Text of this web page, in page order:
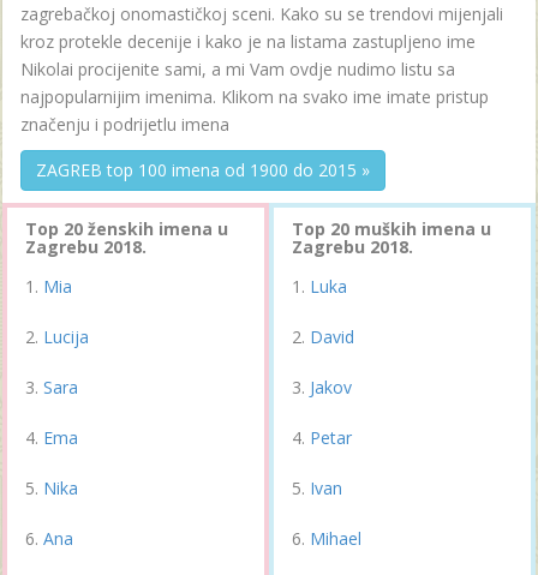
zagrebačkoj onomastičkoj sceni. Kako su se trendovi mijenjali
kroz protekle decenije i kako je na listama zastupljeno ime
Nikolai procijenite sami, a mi Vam ovdje nudimo listu sa
najpopularnijim imenima. Klikom na svako ime imate pristup
značenju i podrijetlu imena
ZAGREB top 100 imena od 1900 do 2015 »
Top 20 ženskih imena u
Zagrebu 2018.
Mia
Lucija
Sara
Ema
Nika
Ana
Top 20 muških imena u
Zagrebu 2018.
Luka
David
Jakov
Petar
Ivan
Mihael